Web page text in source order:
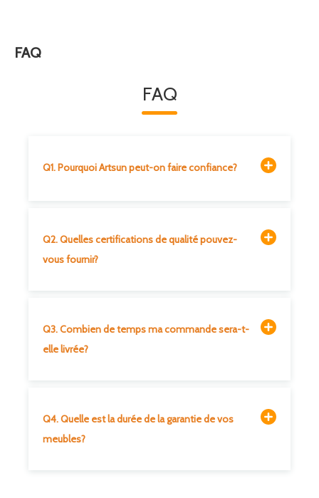
FAQ
FAQ
Q1. Pourquoi Artsun peut-on faire confiance?
Q2. Quelles certifications de qualité pouvez-
vous fournir?
Q3. Combien de temps ma commande sera-t-
elle livrée?
Q4. Quelle est la durée de la garantie de vos
meubles?